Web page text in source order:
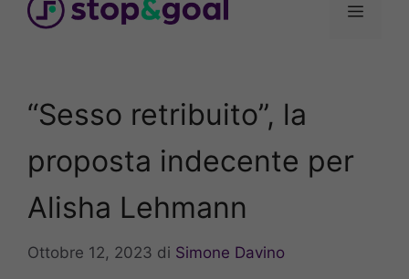
contenuto
Menu
“Sesso retribuito”, la
proposta indecente per
Alisha Lehmann
Ottobre 12, 2023 di Simone Davino